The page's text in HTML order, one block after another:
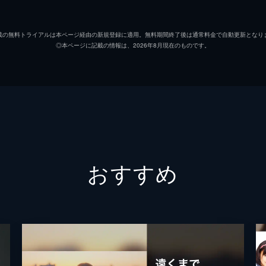
無料トライアルは本ページ経由の新規登録に適用。無料期間終了後は通常料金で自動更新となり
◎本ページに記載の情報は、2026年8月現在のものです。
おすすめ